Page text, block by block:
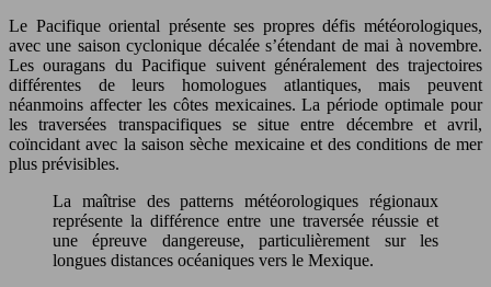
Le Pacifique oriental présente ses propres défis météorologiques,
avec une saison cyclonique décalée s’étendant de mai à novembre.
Les ouragans du Pacifique suivent généralement des trajectoires
différentes de leurs homologues atlantiques, mais peuvent
néanmoins affecter les côtes mexicaines. La période optimale pour
les traversées transpacifiques se situe entre décembre et avril,
coïncidant avec la saison sèche mexicaine et des conditions de mer
plus prévisibles.
La maîtrise des patterns météorologiques régionaux
représente la différence entre une traversée réussie et
une épreuve dangereuse, particulièrement sur les
longues distances océaniques vers le Mexique.